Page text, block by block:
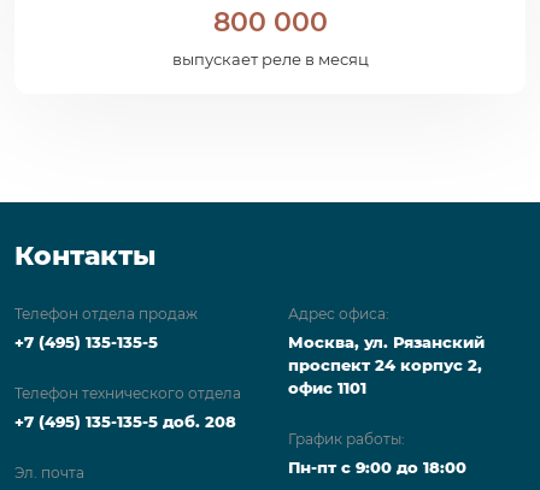
800 000
выпускает реле в месяц
Контакты
Телефон отдела продаж
+7 (495) 135-135-5
Телефон технического отдела
+7 (495) 135-135-5 доб. 208
Эл. почта
Адрес офиса:
Москва, ул. Рязанский
проспект 24 корпус 2,
офис 1101
График работы:
Пн-пт с 9:00 до 18:00